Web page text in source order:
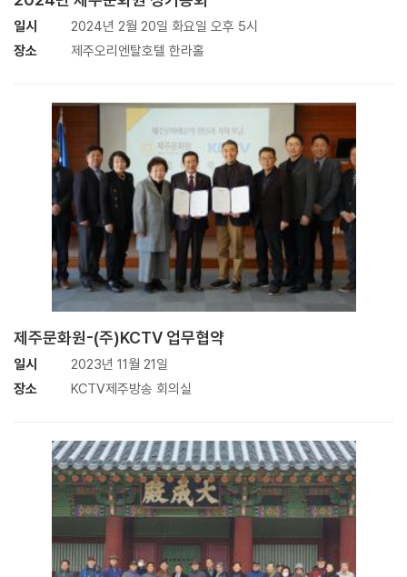
일시
2024년 2월 20일 화요일 오후 5시
장소
제주오리엔탈호텔 한라홀
제주문화원-(주)KCTV 업무협약
일시
2023년 11월 21일
장소
KCTV제주방송 회의실